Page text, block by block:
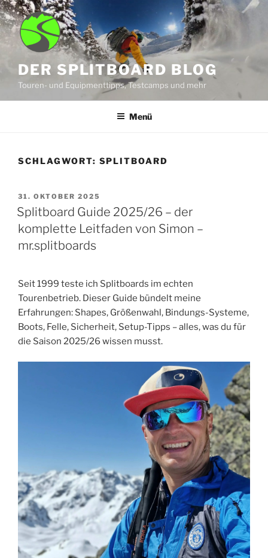
Zum
Inhalt
springen
DER SPLITBOARD BLOG
Touren- und Equipmenttipps, Testcamps und mehr
Menü
SCHLAGWORT: SPLITBOARD
VERÖFFENTLICHT
AM
31. OKTOBER 2025
Splitboard Guide 2025/26 – der
komplette Leitfaden von Simon –
mr.splitboards
Seit 1999 teste ich Splitboards im echten
Tourenbetrieb. Dieser Guide bündelt meine
Erfahrungen: Shapes, Größenwahl, Bindungs-Systeme,
Boots, Felle, Sicherheit, Setup-Tipps – alles, was du für
die Saison 2025/26 wissen musst.